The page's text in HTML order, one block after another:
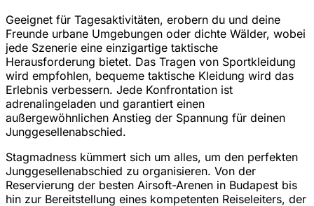
Geeignet für Tagesaktivitäten, erobern du und deine
Freunde urbane Umgebungen oder dichte Wälder, wobei
jede Szenerie eine einzigartige taktische
Herausforderung bietet. Das Tragen von Sportkleidung
wird empfohlen, bequeme taktische Kleidung wird das
Erlebnis verbessern. Jede Konfrontation ist
adrenalingeladen und garantiert einen
außergewöhnlichen Anstieg der Spannung für deinen
Junggesellenabschied.
Stagmadness kümmert sich um alles, um den perfekten
Junggesellenabschied zu organisieren. Von der
Reservierung der besten Airsoft-Arenen in Budapest bis
hin zur Bereitstellung eines kompetenten Reiseleiters, der